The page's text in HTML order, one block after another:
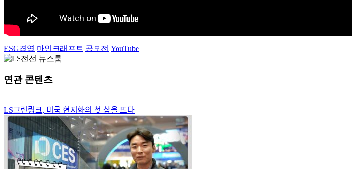
ESG경영 마인크래프트 공모전 YouTube
연관 콘텐츠
LS그린링크, 미국 현지화의 첫 삽을 뜨다